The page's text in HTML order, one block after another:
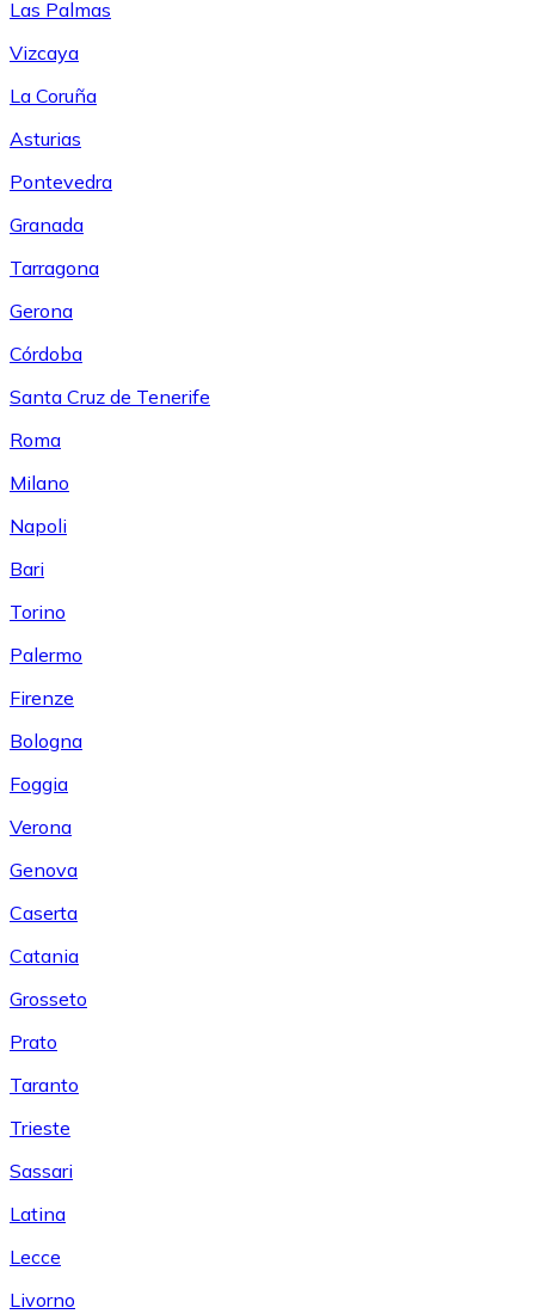
Las Palmas
Vizcaya
La Coruña
Asturias
Pontevedra
Granada
Tarragona
Gerona
Córdoba
Santa Cruz de Tenerife
Roma
Milano
Napoli
Bari
Torino
Palermo
Firenze
Bologna
Foggia
Verona
Genova
Caserta
Catania
Grosseto
Prato
Taranto
Trieste
Sassari
Latina
Lecce
Livorno